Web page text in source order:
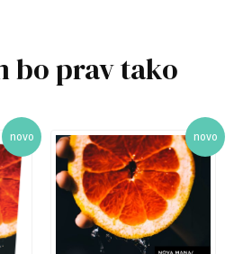
in
bo prav tako